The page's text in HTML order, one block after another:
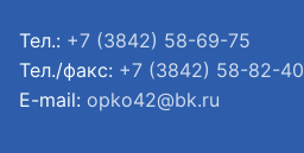
Тел.: +7 (3842) 58-69-75
Тел./факс: +7 (3842) 58-82-40
E-mail: opko42@bk.ru